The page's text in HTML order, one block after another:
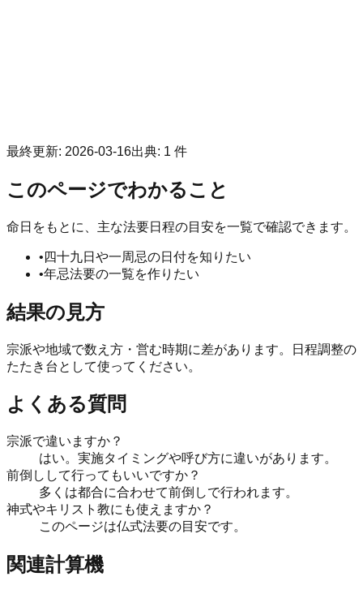
最終更新: 2026-03-16出典: 1 件
このページでわかること
命日をもとに、主な法要日程の目安を一覧で確認できます。
• 四十九日や一周忌の日付を知りたい
•年忌法要の一覧を作りたい
結果の見方
宗派や地域で数え方・営む時期に差があります。日程調整の
たたき台として使ってください。
よくある質問
宗派で違いますか？
はい。実施タイミングや呼び方に違いがあります。
前倒しして行ってもいいですか？
多くは都合に合わせて前倒しで行われます。
神式やキリスト教にも使えますか？
このページは仏式法要の目安です。
関連計算機